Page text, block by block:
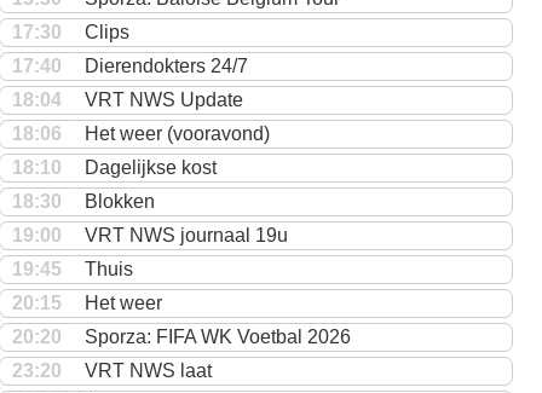
17:30
Clips
17:40
Dierendokters 24/7
18:04
VRT NWS Update
18:06
Het weer (vooravond)
18:10
Dagelijkse kost
18:30
Blokken
19:00
VRT NWS journaal 19u
19:45
Thuis
20:15
Het weer
20:20
Sporza: FIFA WK Voetbal 2026
23:20
VRT NWS laat